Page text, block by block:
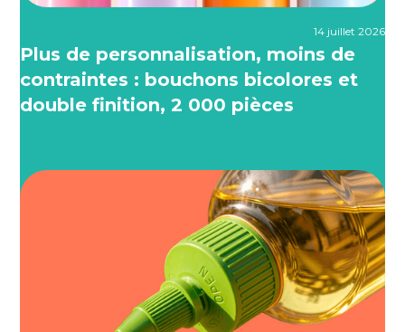
14 juillet 2026
Plus de personnalisation, moins de
contraintes : bouchons bicolores et
double finition, 2 000 pièces